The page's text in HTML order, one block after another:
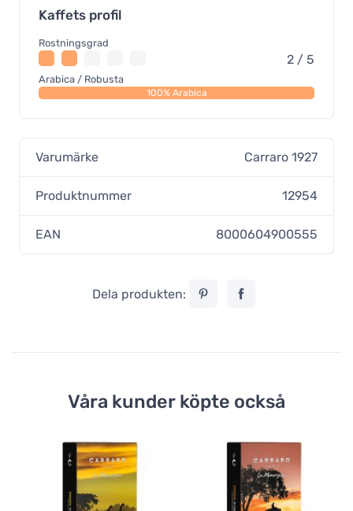
Kaffets profil
Rostningsgrad
2 / 5
Arabica / Robusta
100% Arabica
Varumärke Carraro 1927
Produktnummer 12954
EAN 8000604900555
Dela produkten:
Våra kunder köpte också